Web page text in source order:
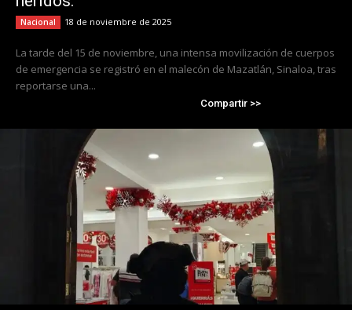
Nacional 18 de noviembre de 2025
La tarde del 15 de noviembre, una intensa movilización de cuerpos
de emergencia se registró en el malecón de Mazatlán, Sinaloa, tras
reportarse una...
Compartir >>